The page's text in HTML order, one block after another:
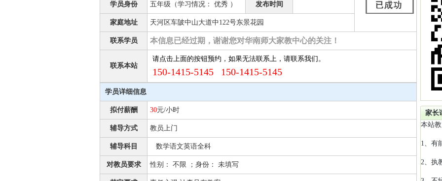
学员身份 五年级（学习情况： 优秀 ） 发布时间
家庭地址 天河区车陂中山大道中122号东景花园
联系学员 本信息已经过期，谢谢您对华南师大家教中心的关注！
联系本站
请点击上面的按钮预约，如果无法联系上，请联系我们。
150-1415-5145 150-1415-5145
学员详细信息
拟付薪酬 30元/小时
辅导方式 教员上门
辅导科目 数学语文英语全科
对教员要求 性别： 不限 ；身份： 未填写
家长
本站
1、有
2、执